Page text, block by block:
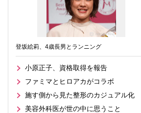
登坂絵莉、4歳長男とランニング
小原正子、資格取得を報告
ファミマとヒロアカがコラボ
施す側から見た整形のカジュアル化
美容外科医が世の中に思うこと